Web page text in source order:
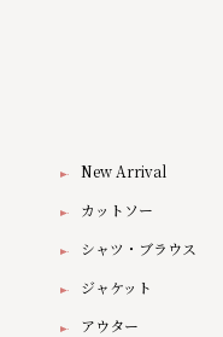
New Arrival
カットソー
シャツ・ブラウス
ジャケット
アウター